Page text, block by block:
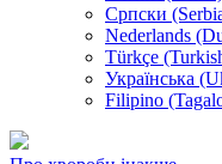
Српски
Nederlands
Türkçe
Українська
Filipino